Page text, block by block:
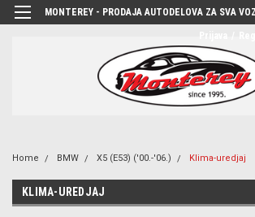
MONTEREY - PRODAJA AUTODELOVA ZA SVA
Home BMW X5 (E53) ('00.-'06.) Klima-uredjaj
KLIMA-UREDJAJ